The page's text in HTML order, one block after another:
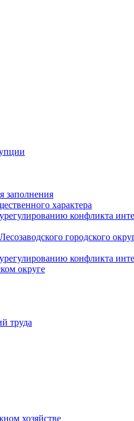
заполнения
характера
конфликта
городского
конфликта
округе
труда
хозяйстве